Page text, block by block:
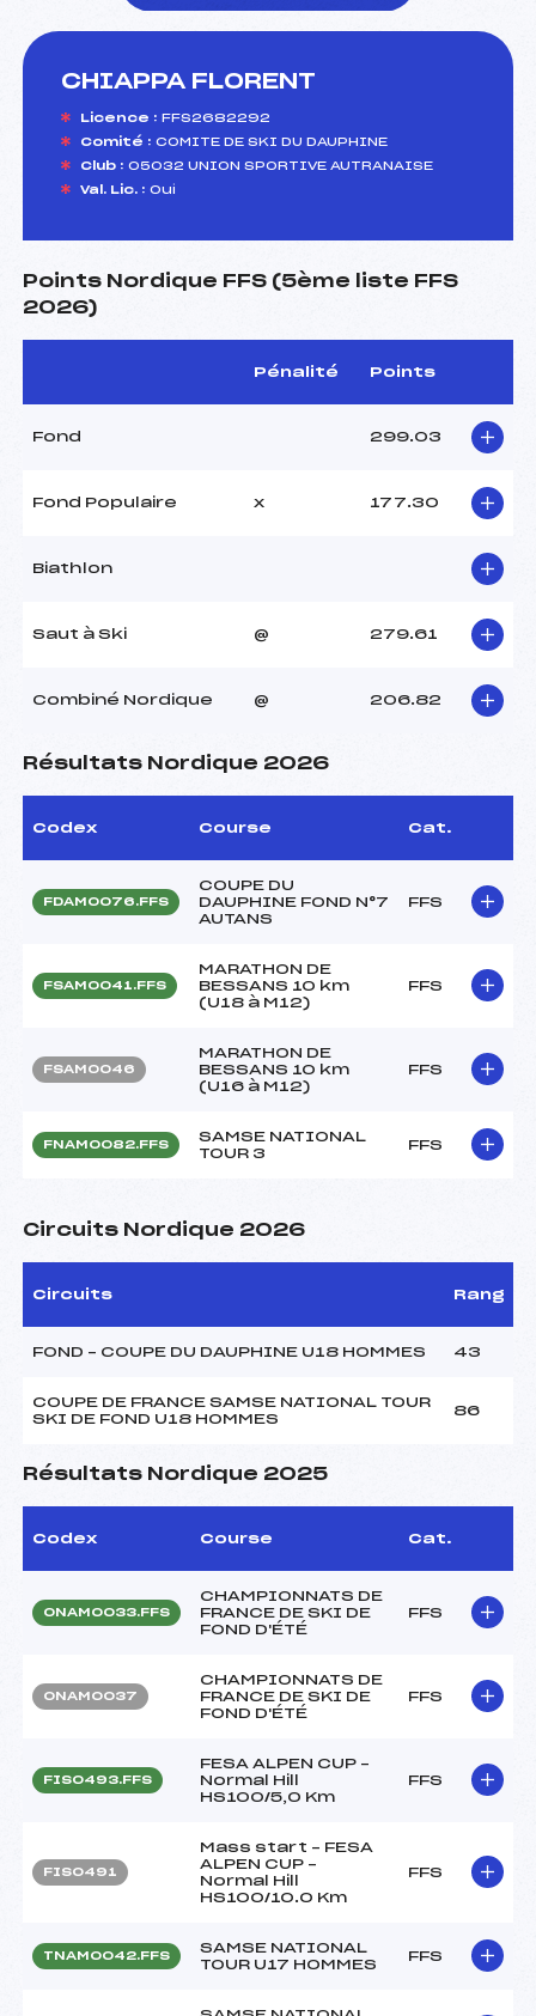
CHIAPPA FLORENT
Licence : FFS2682292
Comité : COMITE DE SKI DU DAUPHINE
Club : 05032 UNION SPORTIVE AUTRANAISE
Val. Lic. : Oui
Points Nordique FFS (5ème liste FFS
2026)
Pénalité Points
Fond 299.03
Fond Populaire x 177.30
Biathlon
Saut à Ski @ 279.61
Combiné Nordique @ 206.82
Résultats Nordique 2026
Codex Course Cat.
FDAM0076.FFS
COUPE DU
DAUPHINE FOND N°7
AUTANS
FFS
FSAM0041.FFS
MARATHON DE
BESSANS 10 km
(U18 à M12)
FFS
FSAM0046
MARATHON DE
BESSANS 10 km
(U16 à M12)
FFS
FNAM0082.FFS
SAMSE NATIONAL
TOUR 3
FFS
Circuits Nordique 2026
Circuits Rang
FOND – COUPE DU DAUPHINE U18 HOMMES 43
COUPE DE FRANCE SAMSE NATIONAL TOUR
SKI DE FOND U18 HOMMES
86
Résultats Nordique 2025
Codex Course Cat.
ONAM0033.FFS
CHAMPIONNATS DE
FRANCE DE SKI DE
FOND D'ÉTÉ
FFS
ONAM0037
CHAMPIONNATS DE
FRANCE DE SKI DE
FOND D'ÉTÉ
FFS
FIS0493.FFS
FESA ALPEN CUP –
Normal Hill
HS100/5,0 Km
FFS
FIS0491
Mass start – FESA
ALPEN CUP –
Normal Hill
HS100/10.0 Km
FFS
TNAM0042.FFS
SAMSE NATIONAL
TOUR U17 HOMMES
FFS